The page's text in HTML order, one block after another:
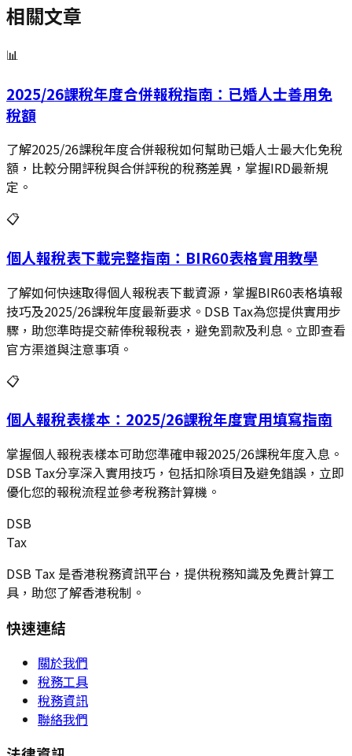
相關文章
📊
2025/26課稅年度合併報稅指南：已婚人士善用免
稅額
了解2025/26課稅年度合併報稅如何幫助已婚人士最大化免稅
額，比較分開評稅與合併評稅的稅務差異，掌握IRD最新規
定。
📋
個人報稅表下載完整指南：BIR60表格實用教學
了解如何快速取得個人報稅表下載資源，掌握BIR60表格填報
技巧及2025/26課稅年度最新要求。DSB Tax為您提供實用步
驟，助您準時提交薪俸稅報稅表，避免罰款及利息。立即查看
官方渠道與注意事項。
📋
個人報稅表樣本：2025/26課稅年度實用填寫指南
掌握個人報稅表樣本可助您準確申報2025/26課稅年度入息。
DSB Tax分享深入實用技巧，包括扣除項目及避免錯誤，立即
優化您的報稅流程並參考稅務計算機。
DSB
Tax
DSB Tax 是香港稅務資訊平台，提供稅務知識及免費計算工
具，助您了解香港稅制。
快速連結
關於我們
稅務工具
稅務資訊
聯絡我們